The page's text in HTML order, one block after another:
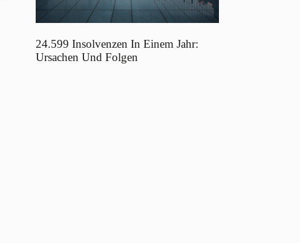
24.599 Insolvenzen In Einem Jahr:
Ursachen Und Folgen